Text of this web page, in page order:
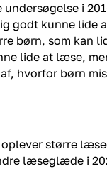
i
godt kunne lide
børn, som kan
lide at læse,
hvorfor børn
større
læseglæde i